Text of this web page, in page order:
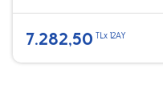
7.282,50 TLx 12AY